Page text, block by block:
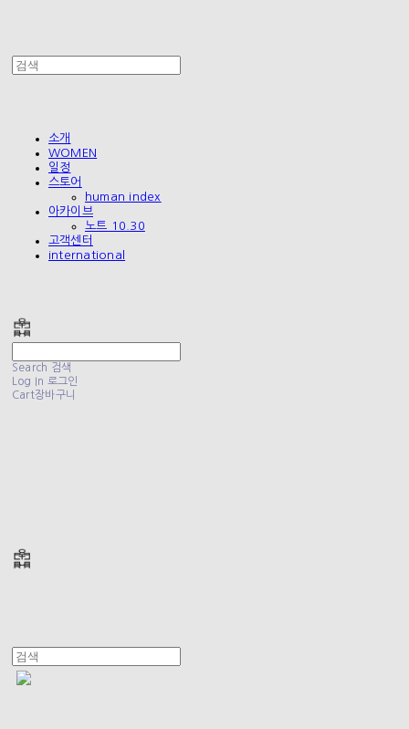
소개
WOMEN
일정
스토어
human index
아카이브
노트 10.30
고객센터
international
Search 검색
Log In 로그인
Cart장바구니